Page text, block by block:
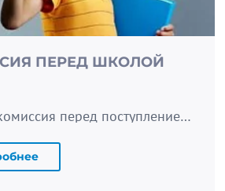
ПЕРЕД ШКОЛОЙ
Медицинская комиссия перед поступлением в школу по форме 026/У-2000